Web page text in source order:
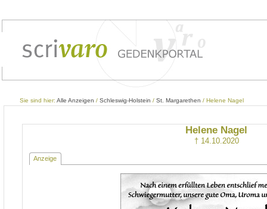
Sie sind hier: Alle Anzeigen / Schleswig-Holstein / St. Margarethen / Helene Nagel
Helene Nagel
† 14.10.2020
Anzeige